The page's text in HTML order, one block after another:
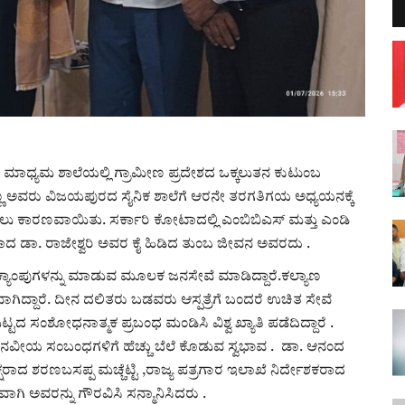
ಶಾಲೆಯಲ್ಲಿ ಗ್ರಾಮೀಣ ಪ್ರದೇಶದ ಒಕ್ಕಲುತನ ಕುಟುಂಬ
ಅವರು ವಿಜಯಪುರದ ಸೈನಿಕ ಶಾಲೆಗೆ ಆರನೇ ತರಗತಿಗಯ ಅಧ್ಯಯನಕ್ಕೆ
ಕಾರಣವಾಯಿತು. ಸರ್ಕಾರಿ ಕೋಟಾದಲ್ಲಿ ಎಂಬಿಬಿಎಸ್‌ ಮತ್ತು ಎಂಡಿ
ಡಾ. ರಾಜೇಶ್ವರಿ ಅವರ ಕೈ ಹಿಡಿದ ತುಂಬ ಜೀವನ ಅವರದು .
ಮಾಡುವ ಮೂಲಕ ಜನಸೇವೆ ಮಾಡಿದ್ದಾರೆ.ಕಲ್ಯಾಣ
ದೀನ ದಲಿತರು ಬಡವರು ಆಸ್ಪತ್ರೆಗೆ ಬಂದರೆ ಉಚಿತ ಸೇವೆ
ಸಂಶೋಧನಾತ್ಮಕ ಪ್ರಬಂಧ ಮಂಡಿಸಿ ವಿಶ್ವ ಖ್ಯಾತಿ ಪಡೆದಿದ್ದಾರೆ .
ಸಂಬಂಧಗಳಿಗೆ ಹೆಚ್ಚು ಬೆಲೆ ಕೊಡುವ ಸ್ವಭಾವ . ಡಾ. ಆನಂದ
ಶರಣಬಸಪ್ಪ ಮಚ್ಚೆಟ್ಟಿ ,ರಾಜ್ಯ ಪತ್ರಗಾರ ಇಲಾಖೆ ನಿರ್ದೇಶಕರಾದ
ಅವರನ್ನು ಗೌರವಿಸಿ ಸನ್ಮಾನಿಸಿದರು .